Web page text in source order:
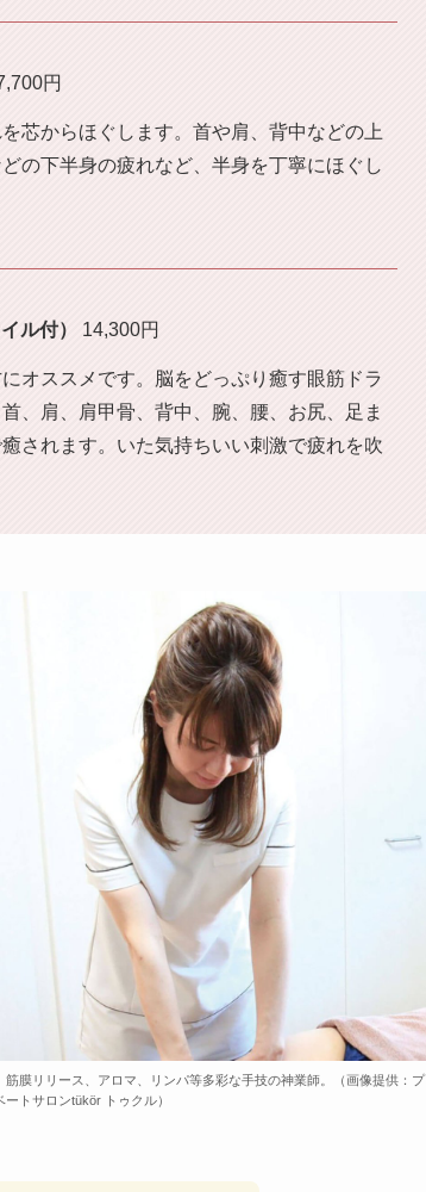
円
芯からほぐします。首や肩、背中などの上
の下半身の疲れなど、半身を丁寧にほぐし
ル付） 14,300円
オススメです。脳をどっぷり癒す眼筋ドラ
、肩、肩甲骨、背中、腕、腰、お尻、足ま
されます。いた気持ちいい刺激で疲れを吹
筋膜リリース、アロマ、リンパ等多彩な手技の神業師。（画像提供：プ
ートサロンtükör トゥクル）